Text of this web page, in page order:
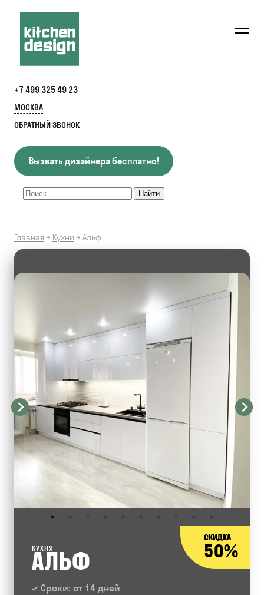
+7 499 325 49 23
МОСКВА
ОБРАТНЫЙ ЗВОНОК
Вызвать дизайнера бесплатно!
Главная→ Кухни → Альф
СКИДКА
50%
КУХНЯ
АЛЬФ
Сроки: от 14 дней